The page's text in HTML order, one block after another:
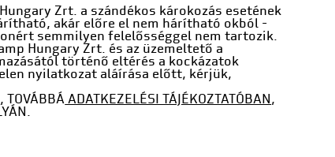
Zrt. a szándékos károkozás esetének
akár előre el nem hárítható okból -
semmilyen felelősséggel nem tartozik.
Hungary Zrt. és az üzemeltető a
történő eltérés a kockázatok
nyilatkozat aláírása előtt, kérjük,
, TOVÁBBÁ ADATKEZELÉSI TÁJÉKOZTATÓBAN ,